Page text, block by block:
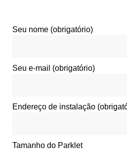
Seu nome (obrigatório)
Seu e-mail (obrigatório)
Endereço de instalação
Tamanho do Parklet